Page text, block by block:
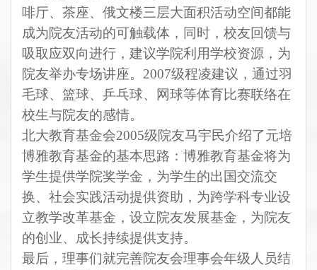
啡厅、茶座、俄文楼三层大面积活动空间都能
成为院友活动的可触载体，同时，校友回馈与
吸取应双向进行，建议学院利用学校资源，为
院友举办专场讲座。 2007级程凌建议，通过羽
毛球、篮球、乒乓球、网球等体育比赛联络在
校生与院友的感情。
北大教育基金会2005级院友马宇民介绍了元培
博雅教育基金的基本思路：博雅教育基金将为
学生提供学院奖学金，为学生的出国交流交
换、社会实践活动提供资助，为跨学科专业设
立教学改革基金，设立院友发展基金，为院友
的创业、成长持续提供支持。
最后，理事们就完善院友会理事会年级人员结